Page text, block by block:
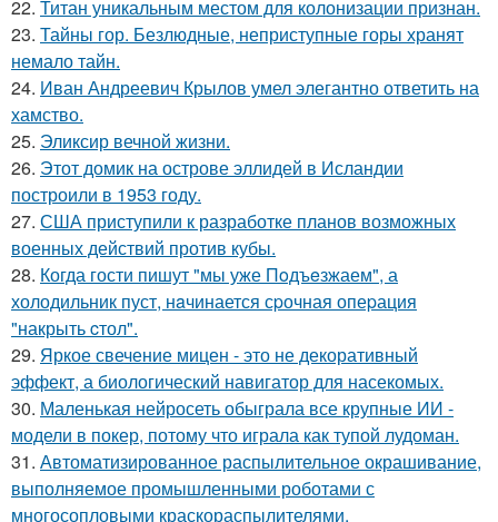
22. Титан уникальным местом для колонизации признан.
23. Тайны гор. Безлюдные, неприступные горы хранят
немало тайн.
24. Иван Андреевич Крылов умел элегантно ответить на
хамство.
25. Эликсир вечной жизни.
26. Этот домик на острове эллидей в Исландии
построили в 1953 году.
27. США приступили к разработке планов возможных
военных действий против кубы.
28. Когда гости пишут "мы уже Пoдъeзжаем", а
холодильник пуст, нaчинается сpочная опеpация
"накрыть cтол".
29. Яркое свечение мицен - это не декоративный
эффект, а биологический навигатор для насекомых.
30. Маленькая нейросеть обыграла все крупные ИИ -
модели в покер, потому что играла как тупой лудоман.
31. Автоматизированное распылительное окрашивание,
выполняемое промышленными роботами с
многосопловыми краскораспылителями.